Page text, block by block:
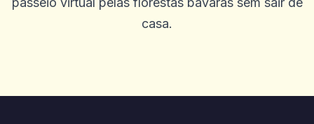
casa.
Margaret Rodriguez
Ótimo cassino, muitas rodadas grátis
Legal ... desenvolvimento inesperado, muitas vezes recebo